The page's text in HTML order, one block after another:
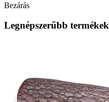
Bezárás
Legnépszerűbb termékek